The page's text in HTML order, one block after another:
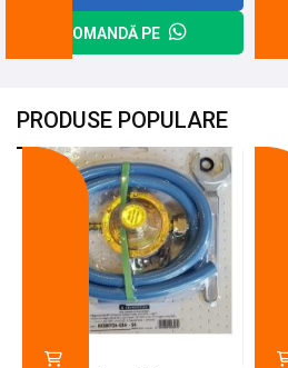
COMANDĂ PE
PRODUSE POPULARE